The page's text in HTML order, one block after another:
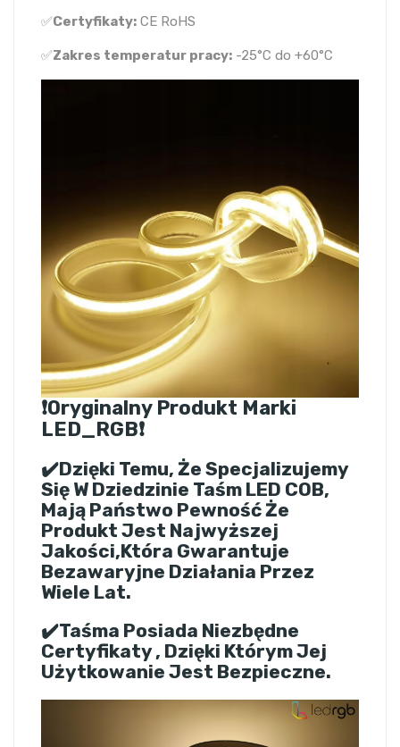
✅Certyfikaty: CE RoHS
✅Zakres temperatur pracy: -25°C do +60°C
❗Oryginalny Produkt Marki
LED_RGB❗
✔️Dzięki Temu, Że Specjalizujemy
Się W Dziedzinie Taśm LED COB,
Mają Państwo Pewność Że
Produkt Jest Najwyższej
Jakości,która Gwarantuje
Bezawaryjne Działania Przez
Wiele Lat.
✔️Taśma Posiada Niezbędne
Certyfikaty , Dzięki Którym Jej
Użytkowanie Jest Bezpieczne.